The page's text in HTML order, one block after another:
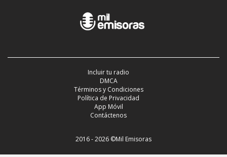
Incluir tu radio
DMCA
Términos y Condiciones
Política de Privacidad
App Móvil
Contáctenos
2016 - 2026 ©Mil Emisoras